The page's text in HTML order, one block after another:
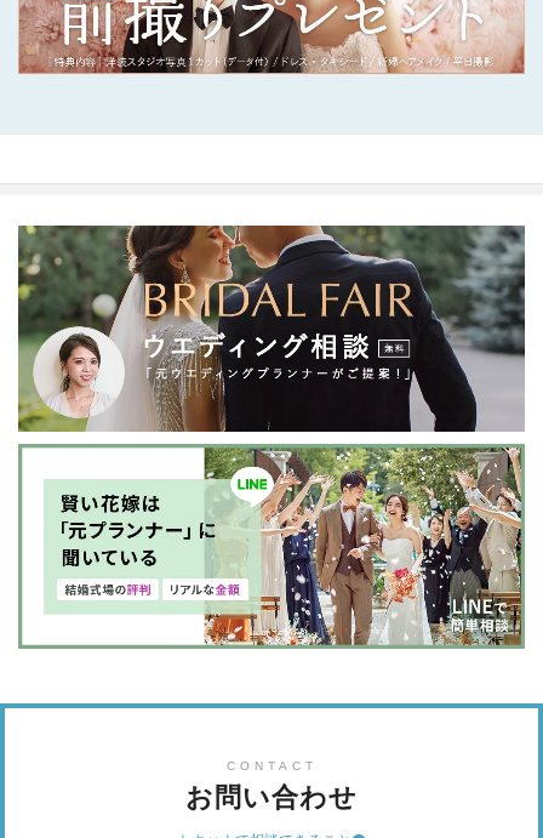
CONTACT
お問い合わせ